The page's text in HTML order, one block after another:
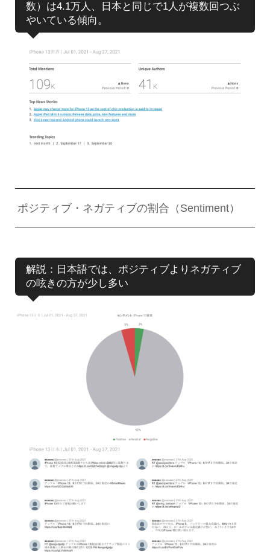
数）は4.1万人、日本と同じで1人が複数回つぶ
やいている傾向。
ポジティブ・ネガティブの割合（Sentiment）
解説：日本語では、ポジティブよりネガティブ
の呟きの方が少し多い